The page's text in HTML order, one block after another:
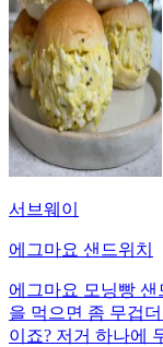
서브웨이
에그마요 샌드위치
에그마요 모닝빵
을 먹으면 좀 무겁
이죠? 저거 하나에